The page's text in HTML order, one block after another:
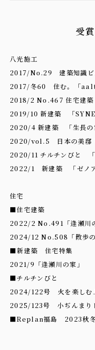
受
八光施工
2017/No.29 建築知識ビ
2017/冬60 住む。「
2018/2 No.467 住宅建築
2019/10 新建築 「
2020/4 新建築 「生長の
2020/vol.5 日本の美邸「
2020/11 チルチンびと 「
2022/1 新建築 「ゼノア
住宅
■住宅建築
2022/2 No.491「逢瀬川
2024/12 No.508「散歩の
■新建築 住宅特集
2021/9「逢瀬川の家」
■チルチンびと
2024/122号 火を楽しむ
2025/123号 小ぢんまり
■Replan福島 2023秋冬